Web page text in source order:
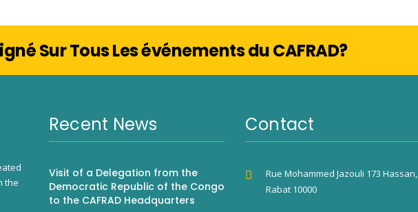
Sur Tous Les événements du CAFRAD?
the
Recent News
Visit of a Delegation from the
Democratic Republic of the Congo
to the CAFRAD Headquarters
Contact
Rue Mohammed Jazouli 173 Hassan,
Rabat 10000